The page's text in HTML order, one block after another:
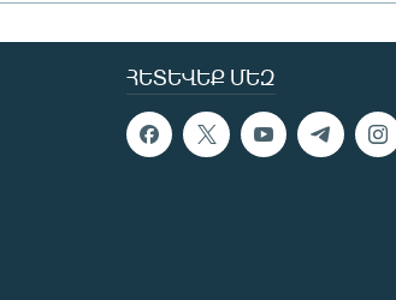
ՀԵՏԵՎԵՔ ՄԵԶ